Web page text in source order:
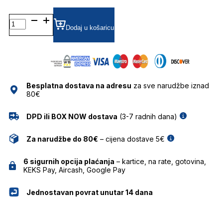
CRL95561
SUNČANE
NAOČALE
Dodaj u košaricu
Besplatna dostava na adresu za sve narudžbe iznad
80€
DPD ili BOX NOW dostava (3-7 radnih dana)
Za narudžbe do 80€ – cijena dostave 5€
6 sigurnih opcija plaćanja – kartice, na rate, gotovina,
KEKS Pay, Aircash, Google Pay
Jednostavan povrat unutar 14 dana